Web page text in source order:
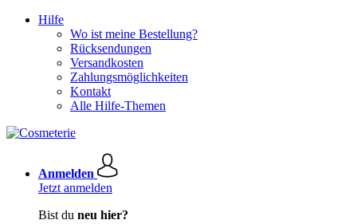
Hilfe
Wo ist meine Bestellung?
Rücksendungen
Versandkosten
Zahlungsmöglichkeiten
Kontakt
Alle Hilfe-Themen
Anmelden
Jetzt anmelden
Bist du neu hier?